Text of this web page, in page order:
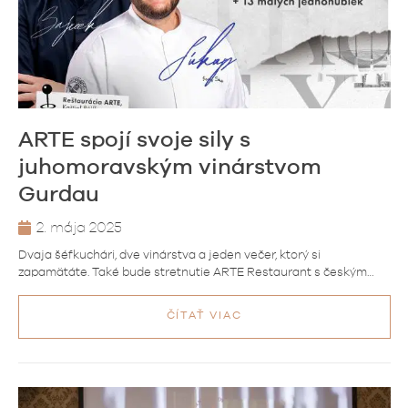
ARTE spojí svoje sily s
juhomoravským vinárstvom
Gurdau
2. mája 2025
Dvaja šéfkuchári, dve vinárstva a jeden večer, ktorý si
zapamätáte. Také bude stretnutie ARTE Restaurant s českým…
ČÍTAŤ VIAC